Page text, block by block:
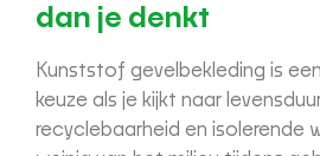
dan je denkt
Kunststof gevelbekleding is
keuze als je kijkt naar
recyclebaarheid en isolerende